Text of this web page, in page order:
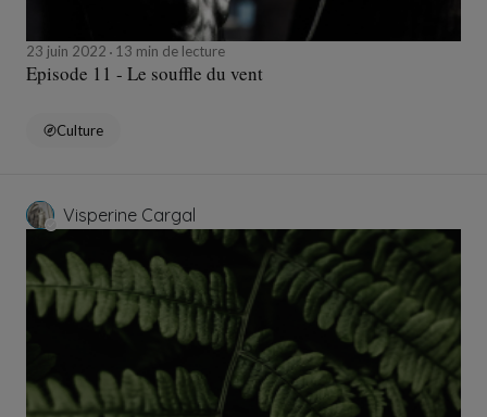
23 juin 2022 13 min de lecture
Episode 11 - Le souffle du vent
Culture
Visperine Cargal